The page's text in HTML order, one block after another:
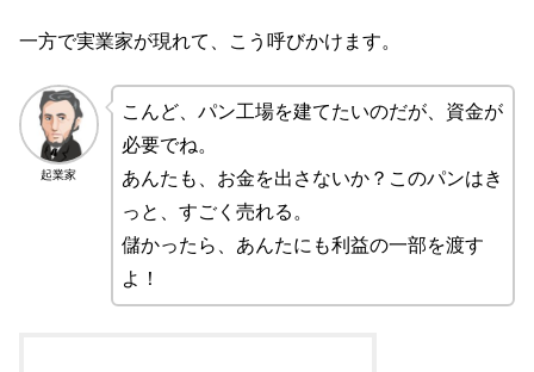
一方で実業家が現れて、こう呼びかけます。
起業家
こんど、パン工場を建てたいのだが、資金が
必要でね。
あんたも、お金を出さないか？このパンはき
っと、すごく売れる。
儲かったら、あんたにも利益の一部を渡す
よ！